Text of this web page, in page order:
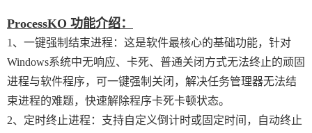
ProcessKO 功能介绍：
1、一键强制结束进程：这是软件最核心的基础功能，针对
Windows系统中无响应、卡死、普通关闭方式无法终止的顽固
进程与软件程序，可一键强制关闭，解决任务管理器无法结
束进程的难题，快速解除程序卡死卡顿状态。
2、定时终止进程：支持自定义倒计时或固定时间，自动终止